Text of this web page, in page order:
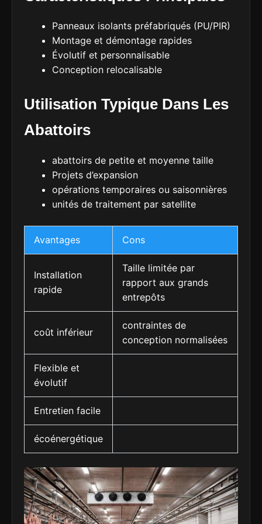
Panneaux isolants préfabriqués (PU/PIR)
Montage et démontage rapides
Évolutif et personnalisable
Conception relocalisable
Utilisation Typique Dans Les
Abattoirs
abattoirs de petite et moyenne taille
Projets d’expansion
opérations temporaires ou saisonnières
unités de traitement par satellite
Avantages Cons
Installation
rapide
Taille limitée par
rapport aux grands
entrepôts
coût inférieur
contraintes de
conception normalisées
Flexible et
évolutif
Entretien facile
écoénergétique